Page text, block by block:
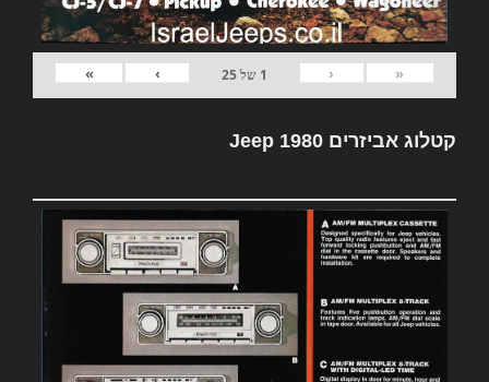
«
‹
1 של25
›
»
קטלוג אביזרים Jeep 1980